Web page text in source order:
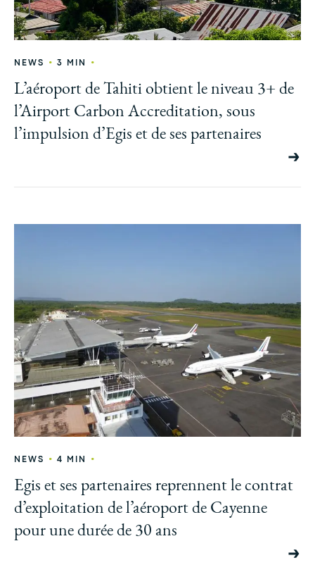
NEWS • 3 MIN •
L’aéroport de Tahiti obtient le niveau 3+ de
l’Airport Carbon Accreditation, sous
l’impulsion d’Egis et de ses partenaires
NEWS • 4 MIN •
Egis et ses partenaires reprennent le contrat
d’exploitation de l’aéroport de Cayenne
pour une durée de 30 ans